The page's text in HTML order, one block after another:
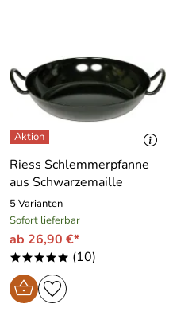
Riess Schlemmerpfanne
aus Schwarzemaille
5 Varianten
Sofort lieferbar
ab 26,90 €*
***** (10)